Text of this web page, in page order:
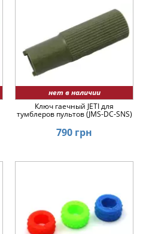
нет в наличии
Ключ гаечный JETI для
тумблеров пультов (JMS-DC-SNS)
790 грн